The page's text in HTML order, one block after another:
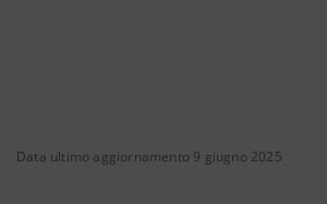
Data ultimo aggiornamento 9 giugno 2025